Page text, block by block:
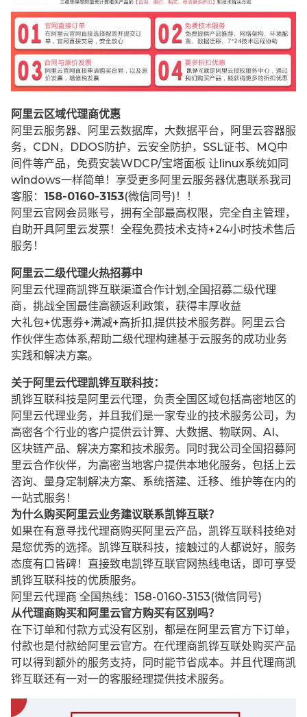
阿里云区域代理商优惠
阿里云服务器、阿里云数据库，大数据平台，阿里云容器服
务，CDN，DDOS防护，云安全防护，SSL证书、MQ中
间件等产品，免费安装WDCP/宝塔面板 让 linux系统如同
windows一样简单！享受更多阿里云服务器优惠联系我司
客服： 158-0160-3153(微信同号)！！
阿里云官网会员账号，拥有全部最高权限，完全自主管理，
自助开具阿里云发票！全程免费技术支持+24小时技术售后
服务！
阿里云二级代理火热招募中
阿里云代理商凯铧互联渠道合作计划,全国招募二级代理
商，挑战全国最佳高额返利政策，获得丰厚收益
大礼包+优惠券+满减+高折扣,提供技术服务群。阿里云合
作伙伴生态体系,帮助二级代理构建基于云服务的成功业务
实践和解决方案。
关于阿里云代理凯铧互联科技：
凯铧互联科技是阿里云代理，负责全国区域包括高密地区的
阿里云代理业务，并且我们是一家专业的技术服务公司，为
高密各个行业的客户提供云计算、大数据、物联网、AI、
区块链产品、解决方案和技术服务。同时我公司全国招募阿
里云合作伙伴，为高密当地客户提供本地化服务，包括上云
咨询、量身定制解决方案、系统搭建、迁移、维护等在内的
一站式服务！
为什么购买阿里云业务建议联系凯铧互联？
如果在有意寻找代理商购买阿里云产品，凯铧互联科技绝对
是您优秀的选择。凯铧互联科技，接触过的人都说好，服务
态度有口皆碑！直接致电凯铧互联官网热线电话，即可享受
凯铧互联科技的优质服务。
阿里云代理商 全国热线：158-0160-3153(微信同号)
从代理商购买和阿里云官方购买有区别吗？
在下订单和付款方式没有区别，都是在阿里云官方下订单，
付款也是付款给阿里云官方。在代理商凯铧互联处购买产品
可以得到额外的服务支持，同时能节省成本。并且代理商凯
铧互联还有一对一的客服经理提供技术服务。